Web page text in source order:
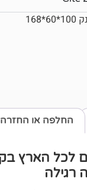
תנאי משלוח
מעל